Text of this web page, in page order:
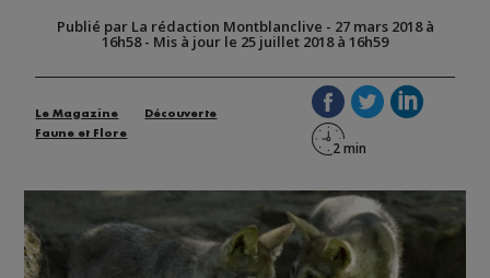
Publié par La rédaction Montblanclive - 27 mars 2018 à
16h58- Mis à jour le 25 juillet 2018 à 16h59
Le Magazine
Découverte
Faune et Flore